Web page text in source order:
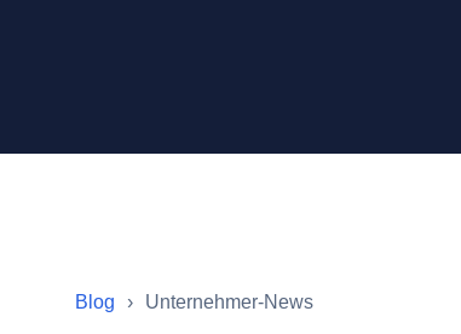
Blog Unternehmer-News